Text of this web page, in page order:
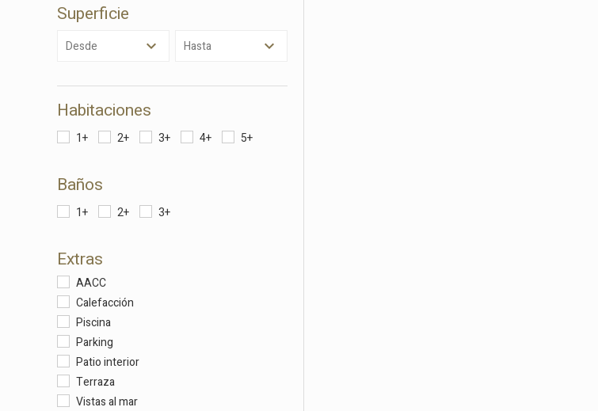
Superficie
Desde Hasta
Habitaciones
1+ 2+ 3+ 4+ 5+
Baños
1+ 2+ 3+
Extras
AACC
Calefacción
Piscina
Parking
Patio interior
Terraza
Vistas al mar